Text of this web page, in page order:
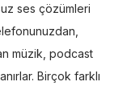
ses çözümleri
müzik, podcast
Birçok farklı